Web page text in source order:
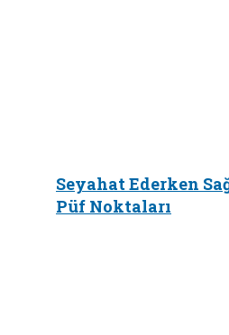
Seyahat Ederken
Püf Noktaları